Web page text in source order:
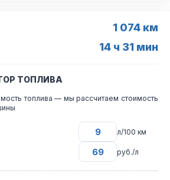
1 074 км
14 ч 31 мин
ТОПЛИВА
топлива — мы рассчитаем стоимость
л/100 км
руб./л